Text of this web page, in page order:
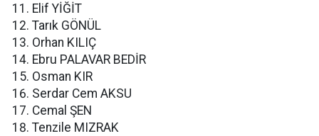
Elif YİĞİT
Tarık GÖNÜL
Orhan KILIÇ
Ebru PALAVAR BEDİR
Osman KIR
Serdar Cem AKSU
Cemal ŞEN
Tenzile MIZRAK